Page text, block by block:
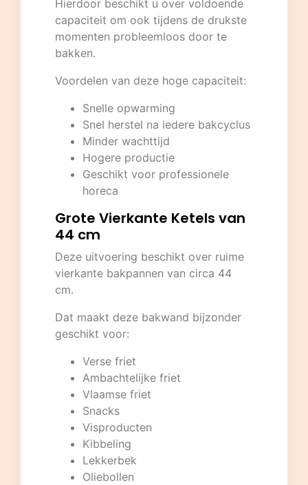
Hierdoor beschikt u over voldoende
capaciteit om ook tijdens de drukste
momenten probleemloos door te
bakken.
Voordelen van deze hoge capaciteit:
Snelle opwarming
Snel herstel na iedere bakcyclus
Minder wachttijd
Hogere productie
Geschikt voor professionele
horeca
Grote Vierkante Ketels van
44 cm
Deze uitvoering beschikt over ruime
vierkante bakpannen van circa 44
cm.
Dat maakt deze bakwand bijzonder
geschikt voor:
Verse friet
Ambachtelijke friet
Vlaamse friet
Snacks
Visproducten
Kibbeling
Lekkerbek
Oliebollen